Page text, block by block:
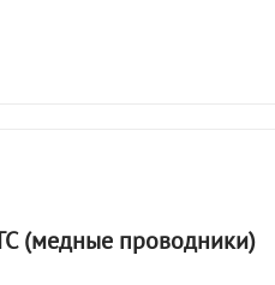
(медные проводники)